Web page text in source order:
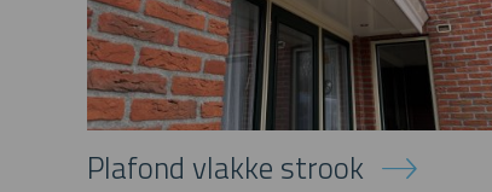
Plafond vlakke strook